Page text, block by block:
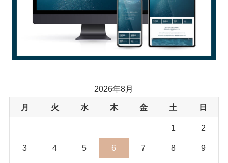
2026年8月
月 火 水 木 金 土 日
1 2
3 4 5 6 7 8 9